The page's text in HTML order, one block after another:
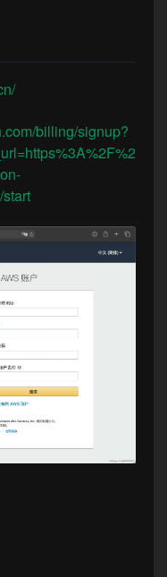
billing/signup?